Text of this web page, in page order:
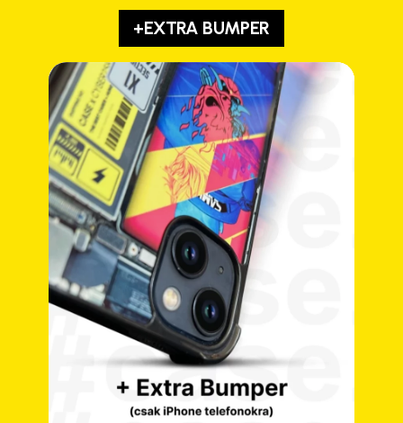
2
000 Ft
variációja
van.
A
változatok
a
termékoldalon
választhatók
ki
+EXTRA BUMPER